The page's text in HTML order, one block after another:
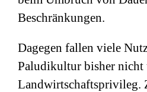
Beschränkungen.
Dagegen fallen viele
Paludikultur bisher nicht
Landwirtschaftsprivileg.